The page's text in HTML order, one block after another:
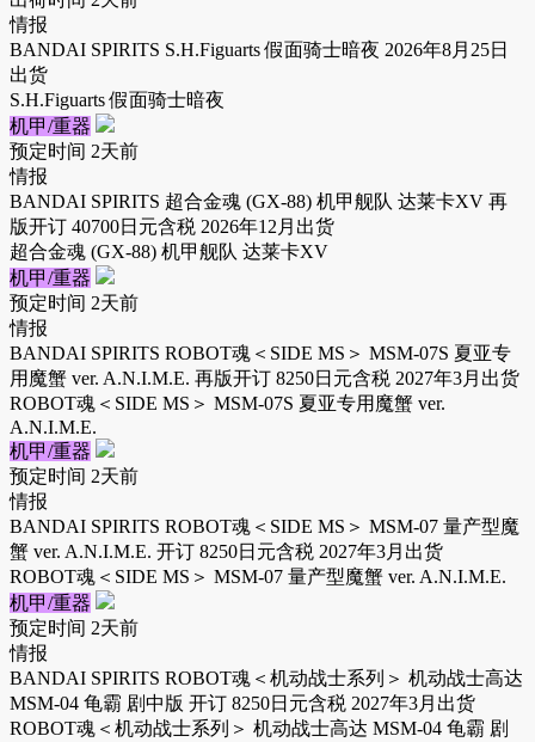
情报
BANDAI SPIRITS S.H.Figuarts 假面骑士暗夜 2026年8月25日
出货
S.H.Figuarts 假面骑士暗夜
机甲/重器
预定时间 2天前
情报
BANDAI SPIRITS 超合金魂 (GX-88) 机甲舰队 达莱卡XV 再
版开订 40700日元含税 2026年12月出货
超合金魂 (GX-88) 机甲舰队 达莱卡XV
机甲/重器
预定时间 2天前
情报
BANDAI SPIRITS ROBOT魂＜SIDE MS＞ MSM-07S 夏亚专
用魔蟹 ver. A.N.I.M.E. 再版开订 8250日元含税 2027年3月出货
ROBOT魂＜SIDE MS＞ MSM-07S 夏亚专用魔蟹 ver.
A.N.I.M.E.
机甲/重器
预定时间 2天前
情报
BANDAI SPIRITS ROBOT魂＜SIDE MS＞ MSM-07 量产型魔
蟹 ver. A.N.I.M.E. 开订 8250日元含税 2027年3月出货
ROBOT魂＜SIDE MS＞ MSM-07 量产型魔蟹 ver. A.N.I.M.E.
机甲/重器
预定时间 2天前
情报
BANDAI SPIRITS ROBOT魂＜机动战士系列＞ 机动战士高达
MSM-04 龟霸 剧中版 开订 8250日元含税 2027年3月出货
ROBOT魂＜机动战士系列＞ 机动战士高达 MSM-04 龟霸 剧